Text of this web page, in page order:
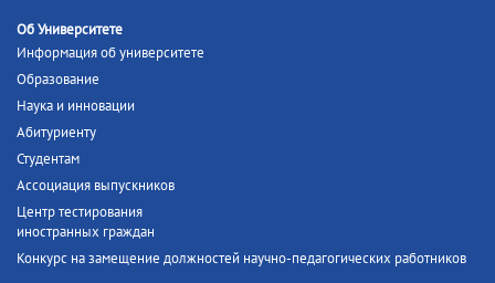
Об Университете
Информация об университете
Образование
Наука и инновации
Абитуриенту
Студентам
Ассоциация выпускников
Центр тестирования
иностранных граждан
Конкурс на замещение должностей научно-педагогических работников